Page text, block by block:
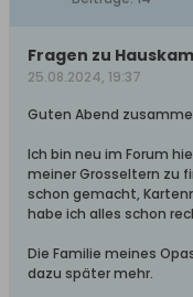
Fragen zu
25.08.2024, 19:37
Guten Abend
Ich bin neu im Forum
meiner Grosseltern zu
schon gemacht,
habe ich alles schon
Die Familie meines
dazu später mehr.